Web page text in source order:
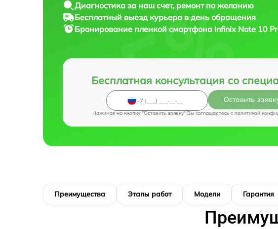
Диагностика за наш счет, ремонт по желанию
Бесплатный выезд курьера в день обращения
Бронирование пленкой смартфона Infinix Note 10
Бесплатная консультация со
Оставить
Нажимая на кнопку "Оставить заявку" Вы соглашаетесь c политикой
Преимущества Этапы работ Модели Гарантия